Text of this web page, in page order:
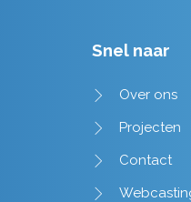
Snel naar
Over ons
Projecten
Contact